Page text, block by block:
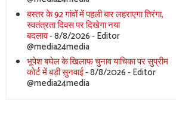
बस्तर के 92 गांवों में पहली बार लहराएगा तिरंगा,
स्वतंत्रता दिवस पर दिखेगा नया
बदलाव- 8/8/2026- Editor
@media24media
भूपेश बघेल के खिलाफ चुनाव याचिका पर सुप्रीम
कोर्ट में बड़ी सुनवाई- 8/8/2026- Editor
@media24media